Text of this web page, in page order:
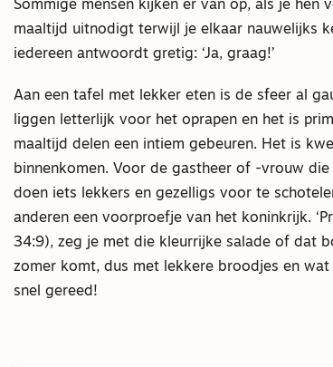
Sommige mensen kijken er van op, als je hen
maaltijd uitnodigt terwijl je elkaar nauwelijks
iedereen antwoordt gretig: ‘Ja, graag!’
Aan een tafel met lekker eten is de sfeer al
liggen letterlijk voor het oprapen en het is
maaltijd delen een intiem gebeuren. Het is
binnenkomen. Voor de gastheer of -vrouw
doen iets lekkers en gezelligs voor te
anderen een voorproefje van het koninkrijk.
34:9), zeg je met die kleurrijke salade of dat
zomer komt, dus met lekkere broodjes en
snel gereed!